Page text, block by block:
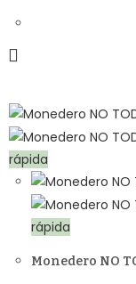
rápida
rápida
Monedero NO